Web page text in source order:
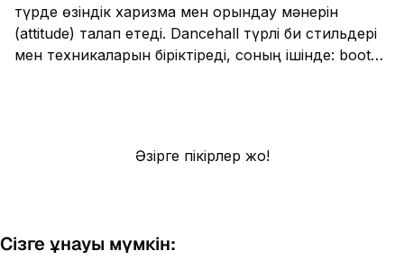
түрде өзіндік харизма мен орындау мәнерін
(attitude) талап етеді. Dancehall түрлі би стильдері
мен техникаларын біріктіреді, соның ішінде: booty
Әзірге пікірлер жоқ!
Сізге ұнауы мүмкін: